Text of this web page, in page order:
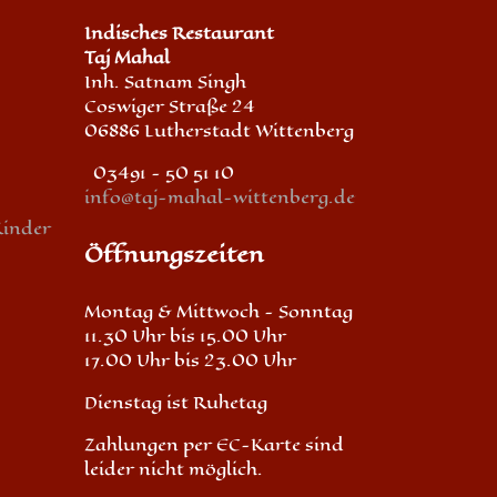
Indisches Restaurant
Taj Mahal
Inh. Satnam Singh
Coswiger Straße 24
06886 Lutherstadt Wittenberg
03491 - 50 51 10
info@taj-mahal-wittenberg.de
Öffnungszeiten
Montag & Mittwoch - Sonntag
11.30 Uhr bis 15.00 Uhr
17.00 Uhr bis 23.00 Uhr
Dienstag ist Ruhetag
Zahlungen per EC-Karte sind
leider nicht möglich.